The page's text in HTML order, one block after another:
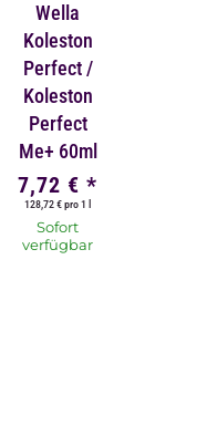
Wella
Koleston
Perfect /
Koleston
Perfect
Me+ 60ml
7,72 € *
128,72 € pro 1 l
Sofort
verfügbar